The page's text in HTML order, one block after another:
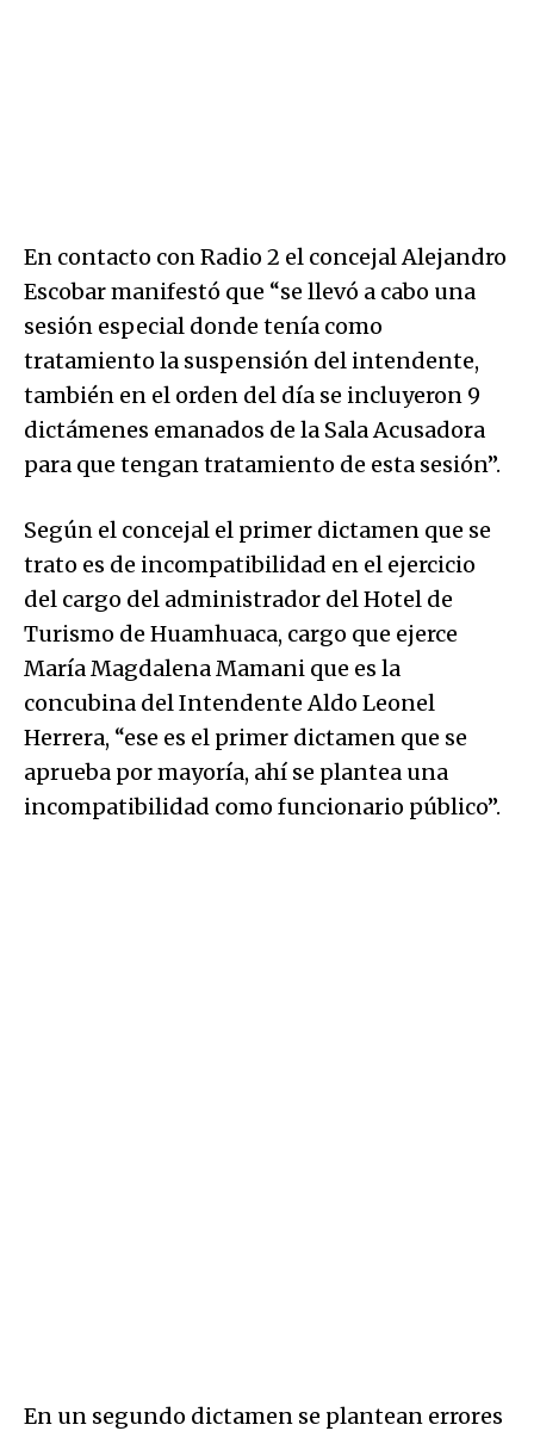
En contacto con Radio 2 el concejal Alejandro
Escobar manifestó que “se llevó a cabo una
sesión especial donde tenía como
tratamiento la suspensión del intendente,
también en el orden del día se incluyeron 9
dictámenes emanados de la Sala Acusadora
para que tengan tratamiento de esta sesión”.
Según el concejal el primer dictamen que se
trato es de incompatibilidad en el ejercicio
del cargo del administrador del Hotel de
Turismo de Huamhuaca, cargo que ejerce
María Magdalena Mamani que es la
concubina del Intendente Aldo Leonel
Herrera, “ese es el primer dictamen que se
aprueba por mayoría, ahí se plantea una
incompatibilidad como funcionario público”.
En un segundo dictamen se plantean errores